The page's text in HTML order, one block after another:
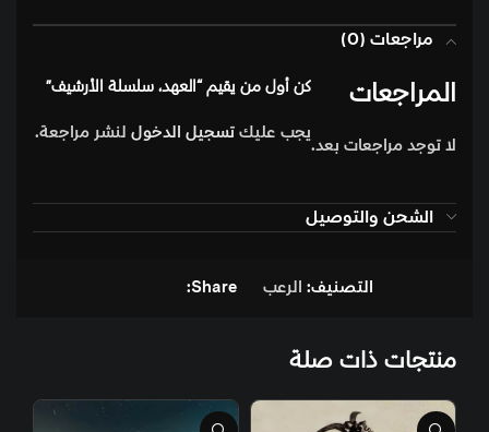
مراجعات (0)
المراجعات
لا توجد مراجعات بعد.
كن أول من يقيم “العهد، سلسلة الأرشيف”
يجب عليك تسجيل الدخول لنشر مراجعة.
الشحن والتوصيل
التصنيف: الرعب Share:
منتجات ذات صلة